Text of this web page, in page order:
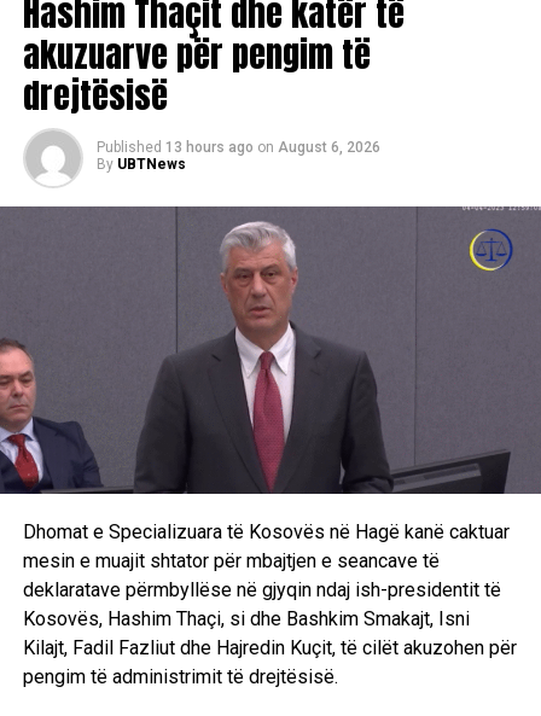
Hashim Thaçit dhe katër të
akuzuarve për pengim të
drejtësisë
Published 13 hours ago on August 6, 2026
By UBTNews
Dhomat e Specializuara të Kosovës në Hagë kanë caktuar
mesin e muajit shtator për mbajtjen e seancave të
deklaratave përmbyllëse në gjyqin ndaj ish-presidentit të
Kosovës, Hashim Thaçi, si dhe Bashkim Smakajt, Isni
Kilajt, Fadil Fazliut dhe Hajredin Kuçit, të cilët akuzohen për
pengim të administrimit të drejtësisë.